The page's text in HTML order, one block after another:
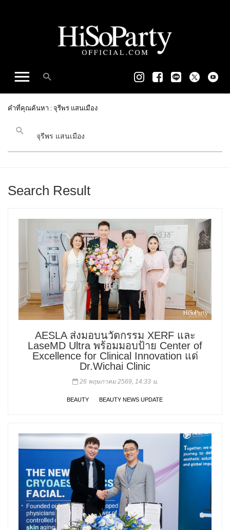
คำที่คุณค้นหา : จุรีพร แสนเมือง
Search Result
AESLA ส่งมอบนวัตกรรม XERF และ
LaseMD Ultra พร้อมมอบป้าย Center of
Excellence for Clinical Innovation แด่
Dr.Wichai Clinic
26 พฤษภาคม 2569, 14:33 น.
BEAUTY BEAUTY NEWS UPDATE